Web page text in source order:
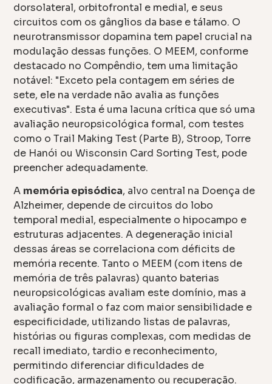
dorsolateral, orbitofrontal e medial, e seus
circuitos com os gânglios da base e tálamo. O
neurotransmissor dopamina tem papel crucial na
modulação dessas funções. O MEEM, conforme
destacado no Compêndio, tem uma limitação
notável: "Exceto pela contagem em séries de
sete, ele na verdade não avalia as funções
executivas". Esta é uma lacuna crítica que só uma
avaliação neuropsicológica formal, com testes
como o Trail Making Test (Parte B), Stroop, Torre
de Hanói ou Wisconsin Card Sorting Test, pode
preencher adequadamente.
A memória episódica, alvo central na Doença de
Alzheimer, depende de circuitos do lobo
temporal medial, especialmente o hipocampo e
estruturas adjacentes. A degeneração inicial
dessas áreas se correlaciona com déficits de
memória recente. Tanto o MEEM (com itens de
memória de três palavras) quanto baterias
neuropsicológicas avaliam este domínio, mas a
avaliação formal o faz com maior sensibilidade e
especificidade, utilizando listas de palavras,
histórias ou figuras complexas, com medidas de
recall imediato, tardio e reconhecimento,
permitindo diferenciar dificuldades de
codificação, armazenamento ou recuperação.